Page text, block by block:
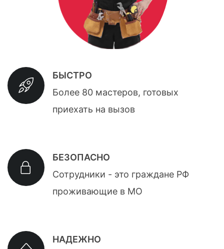
БЫСТРО
Более 80 мастеров, готовых
приехать на вызов
БЕЗОПАСНО
Сотрудники - это граждане РФ
проживающие в МО
НАДЕЖНО